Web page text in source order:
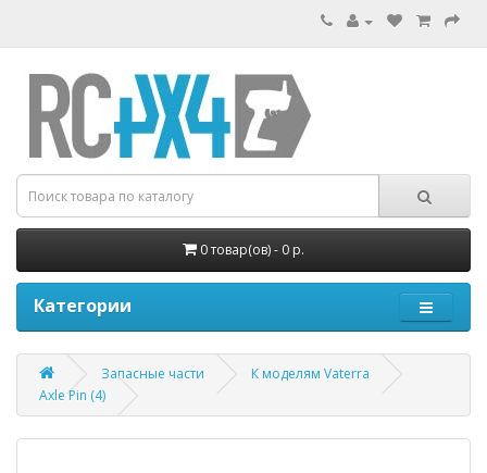
0 товар(ов) - 0 р.
Категории
Запасные части
К моделям Vaterra
Axle Pin (4)